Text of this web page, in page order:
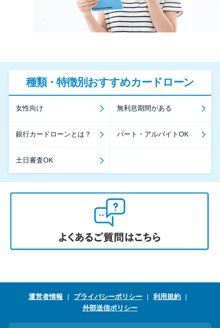
種類・特徴別おすすめカードローン
女性向け 無利息期間がある
銀行カードローンとは？ パート・アルバイトOK
土日審査OK
運営者情報 プライバシーポリシー
利用規約
外部送信ポリシー